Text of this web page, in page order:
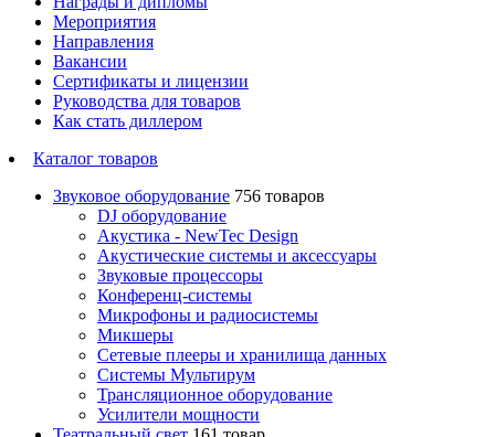
Мероприятия
Направления
Вакансии
Сертификаты и лицензии
Руководства для товаров
Как стать диллером
Каталог товаров
Звуковое оборудование 756 товаров
DJ оборудование
Акустика - NewTec Design
Акустические системы и аксессуары
Звуковые процессоры
Конференц-системы
Микрофоны и радиосистемы
Микшеры
Сетевые плееры и хранилища данных
Системы Мультирум
Трансляционное оборудование
Усилители мощности